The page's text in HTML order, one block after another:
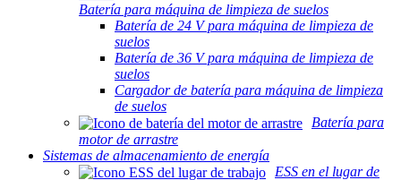
Batería para máquina de limpieza de suelos
Batería de 24 V para máquina de limpieza de
suelos
Batería de 36 V para máquina de limpieza de
suelos
Cargador de batería para máquina de limpieza
de suelos
Batería para
motor de arrastre
Sistemas de almacenamiento de energía
ESS en el lugar de